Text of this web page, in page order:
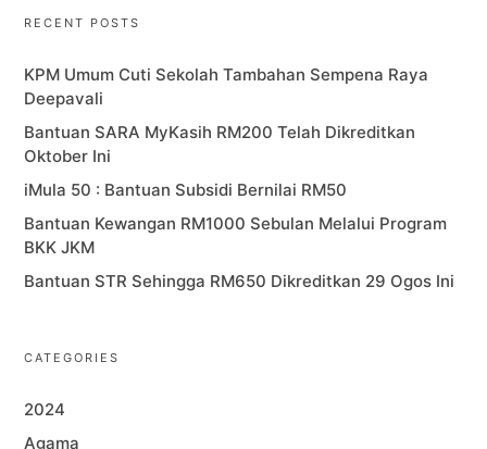
RECENT POSTS
KPM Umum Cuti Sekolah Tambahan Sempena Raya
Deepavali
Bantuan SARA MyKasih RM200 Telah Dikreditkan
Oktober Ini
iMula 50 : Bantuan Subsidi Bernilai RM50
Bantuan Kewangan RM1000 Sebulan Melalui Program
BKK JKM
Bantuan STR Sehingga RM650 Dikreditkan 29 Ogos Ini
CATEGORIES
2024
Agama